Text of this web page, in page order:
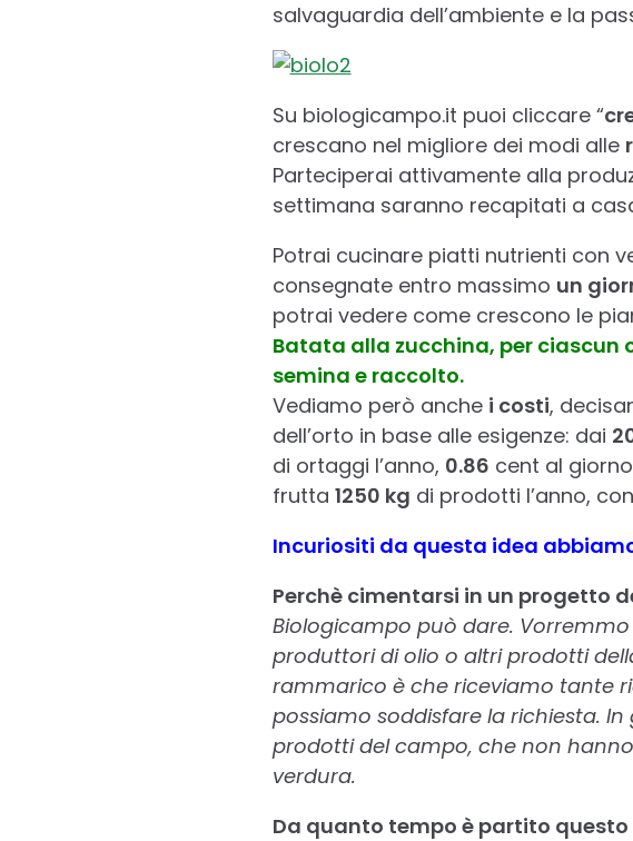
salvaguardia dell’ambiente e la
Su biologicampo.it puoi cliccare “
crescano nel migliore dei modi alle
Parteciperai attivamente alla
settimana saranno recapitati a
Potrai cucinare piatti nutrienti con
consegnate entro massimo un
potrai vedere come crescono le
Batata alla zucchina, per ciascun
semina e raccolto.
Vediamo però anche i costi,
dell’orto in base alle esigenze: dai
di ortaggi l’anno, 0.86 cent al
frutta 1250 kg di prodotti l’anno,
Incuriositi da questa idea
Perchè cimentarsi in un progetto
Biologicampo può dare.
produttori di olio o altri prodotti
rammarico è che riceviamo tante
possiamo soddisfare la richiesta.
prodotti del campo, che non
verdura.
Da quanto tempo è partito